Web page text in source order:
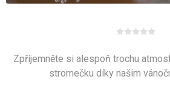
Zpříjemněte si alespoň trochu
stromečku díky našim